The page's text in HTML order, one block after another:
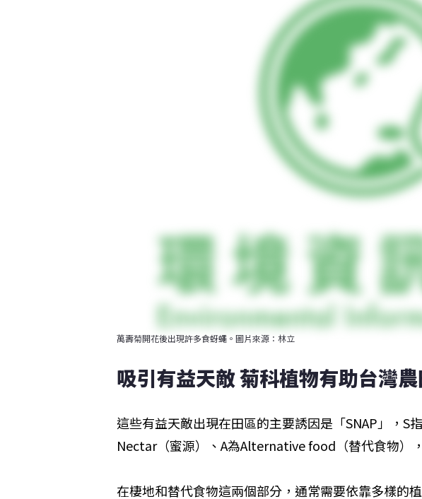
萬壽菊開花後出現許多食蚜蠅。圖片來源：林立
吸引有益天敵 菊科植物有助台灣
這些有益天敵出現在田區的主要誘因是「SNAP」，S
Nectar（蜜源）、A為Alternative food（替代食物）
在棲地和替代食物這兩個部分，通常需要依靠多樣的